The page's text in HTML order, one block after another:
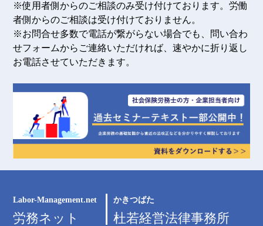
※使用者側からのご相談のみ受け付けております。労働
者側からのご相談は受け付けておりません。
※お問合せ多数で電話が繋がらない場合でも、問い合わ
せフォームからご連絡いただければ、速やかに折り返し
お電話させていただきます。
Labor-Management.net
労務ネット
かきつばた
杜若経営法律事務所